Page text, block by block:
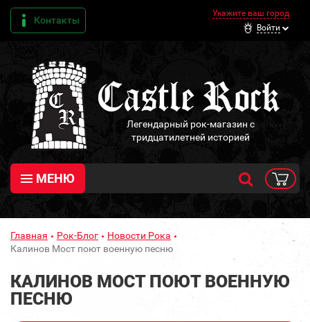
Контакты
Укажите ваш город
Войти
Легендарный рок-магазин с
тридцатилетней историей
МЕНЮ
Главная Рок-Блог
Новости Рока
Калинов Мост поют военную песню
КАЛИНОВ МОСТ ПОЮТ ВОЕННУЮ
ПЕСНЮ